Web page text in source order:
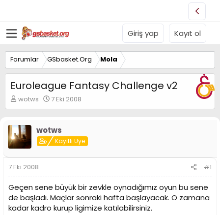
Giriş yap Kayıt ol
Forumlar GSbasket.Org Mola
Euroleague Fantasy Challenge v2
K
o
u
y
u
B
a
ş
l
a
a
wotws
B
a
a
n
ı
t
a
r
i
7 Eki 2008
wotws
Kayıtlı Üye
7 Eki 2008 #1
Geçen sene büyük bir zevkle oynadığımız oyun bu sene
de başladı. Maçlar sonraki hafta başlayacak. O zamana
kadar kadro kurup ligimize katılabilirsiniz.